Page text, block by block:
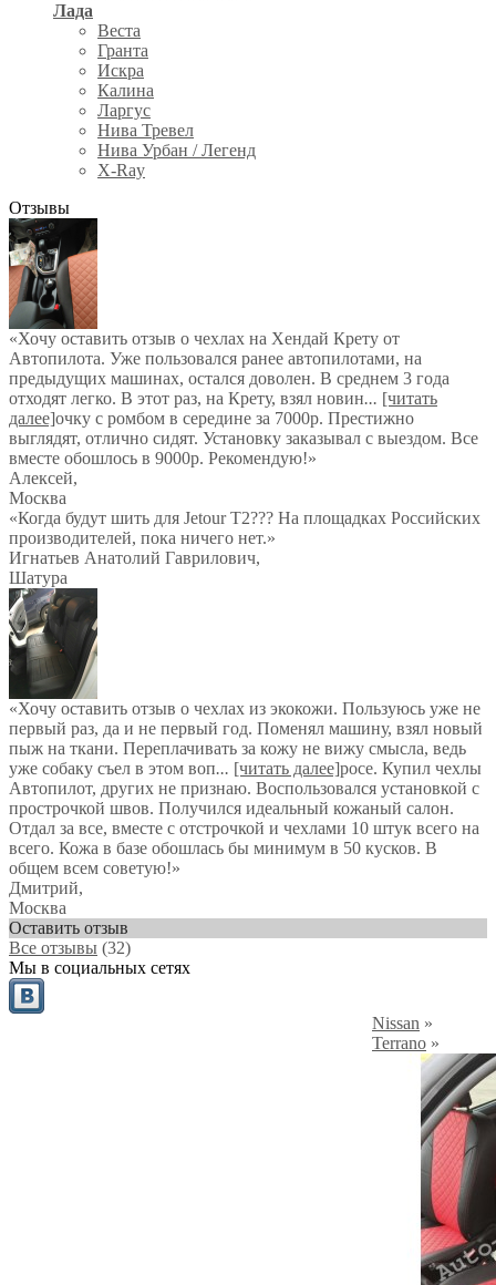
Лада
Веста
Гранта
Искра
Калина
Ларгус
Нива Тревел
Нива Урбан / Легенд
X-Ray
Отзывы
«Хочу оставить отзыв о чехлах на Хендай Крету от
Автопилота. Уже пользовался ранее автопилотами, на
предыдущих машинах, остался доволен. В среднем 3 года
отходят легко. В этот раз, на Крету, взял новин... [читать
далее]очку с ромбом в середине за 7000р. Престижно
выглядят, отлично сидят. Установку заказывал с выездом. Все
вместе обошлось в 9000р. Рекомендую!»
Алексей,
Москва
«Когда будут шить для Jetour T2??? На площадках Российских
производителей, пока ничего нет.»
Игнатьев Анатолий Гаврилович,
Шатура
«Хочу оставить отзыв о чехлах из экокожи. Пользуюсь уже не
первый раз, да и не первый год. Поменял машину, взял новый
пыж на ткани. Переплачивать за кожу не вижу смысла, ведь
уже собаку съел в этом воп... [читать далее]росе. Купил чехлы
Автопилот, других не признаю. Воспользовался установкой с
прострочкой швов. Получился идеальный кожаный салон.
Отдал за все, вместе с отстрочкой и чехлами 10 штук всего на
всего. Кожа в базе обошлась бы минимум в 50 кусков. В
общем всем советую!»
Дмитрий,
Москва
Оставить отзыв
Все отзывы (32)
Мы в социальных сетях
Nissan »
Terrano »